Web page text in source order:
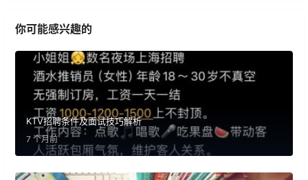
你可能感兴趣的
KTV招聘条件及面试技巧解析
7 个月前